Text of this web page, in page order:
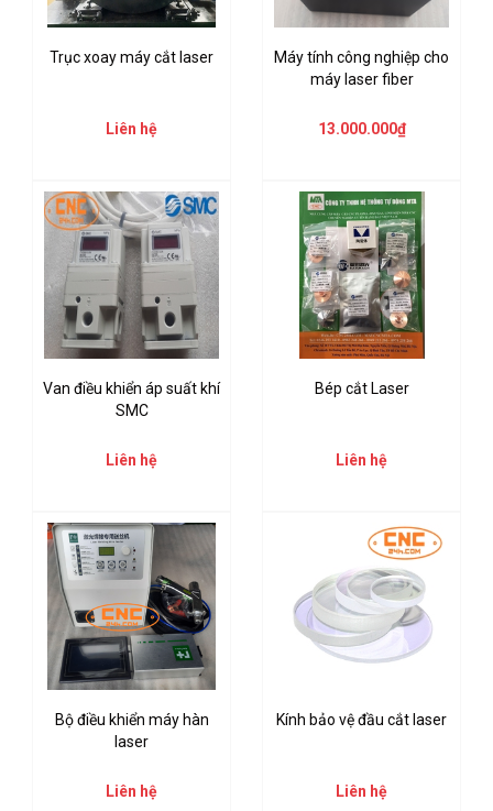
Trục xoay máy cắt laser
Liên hệ
Máy tính công nghiệp cho
máy laser fiber
13.000.000₫
Van điều khiển áp suất khí
SMC
Liên hệ
Bép cắt Laser
Liên hệ
Bộ điều khiển máy hàn
laser
Liên hệ
Kính bảo vệ đầu cắt laser
Liên hệ